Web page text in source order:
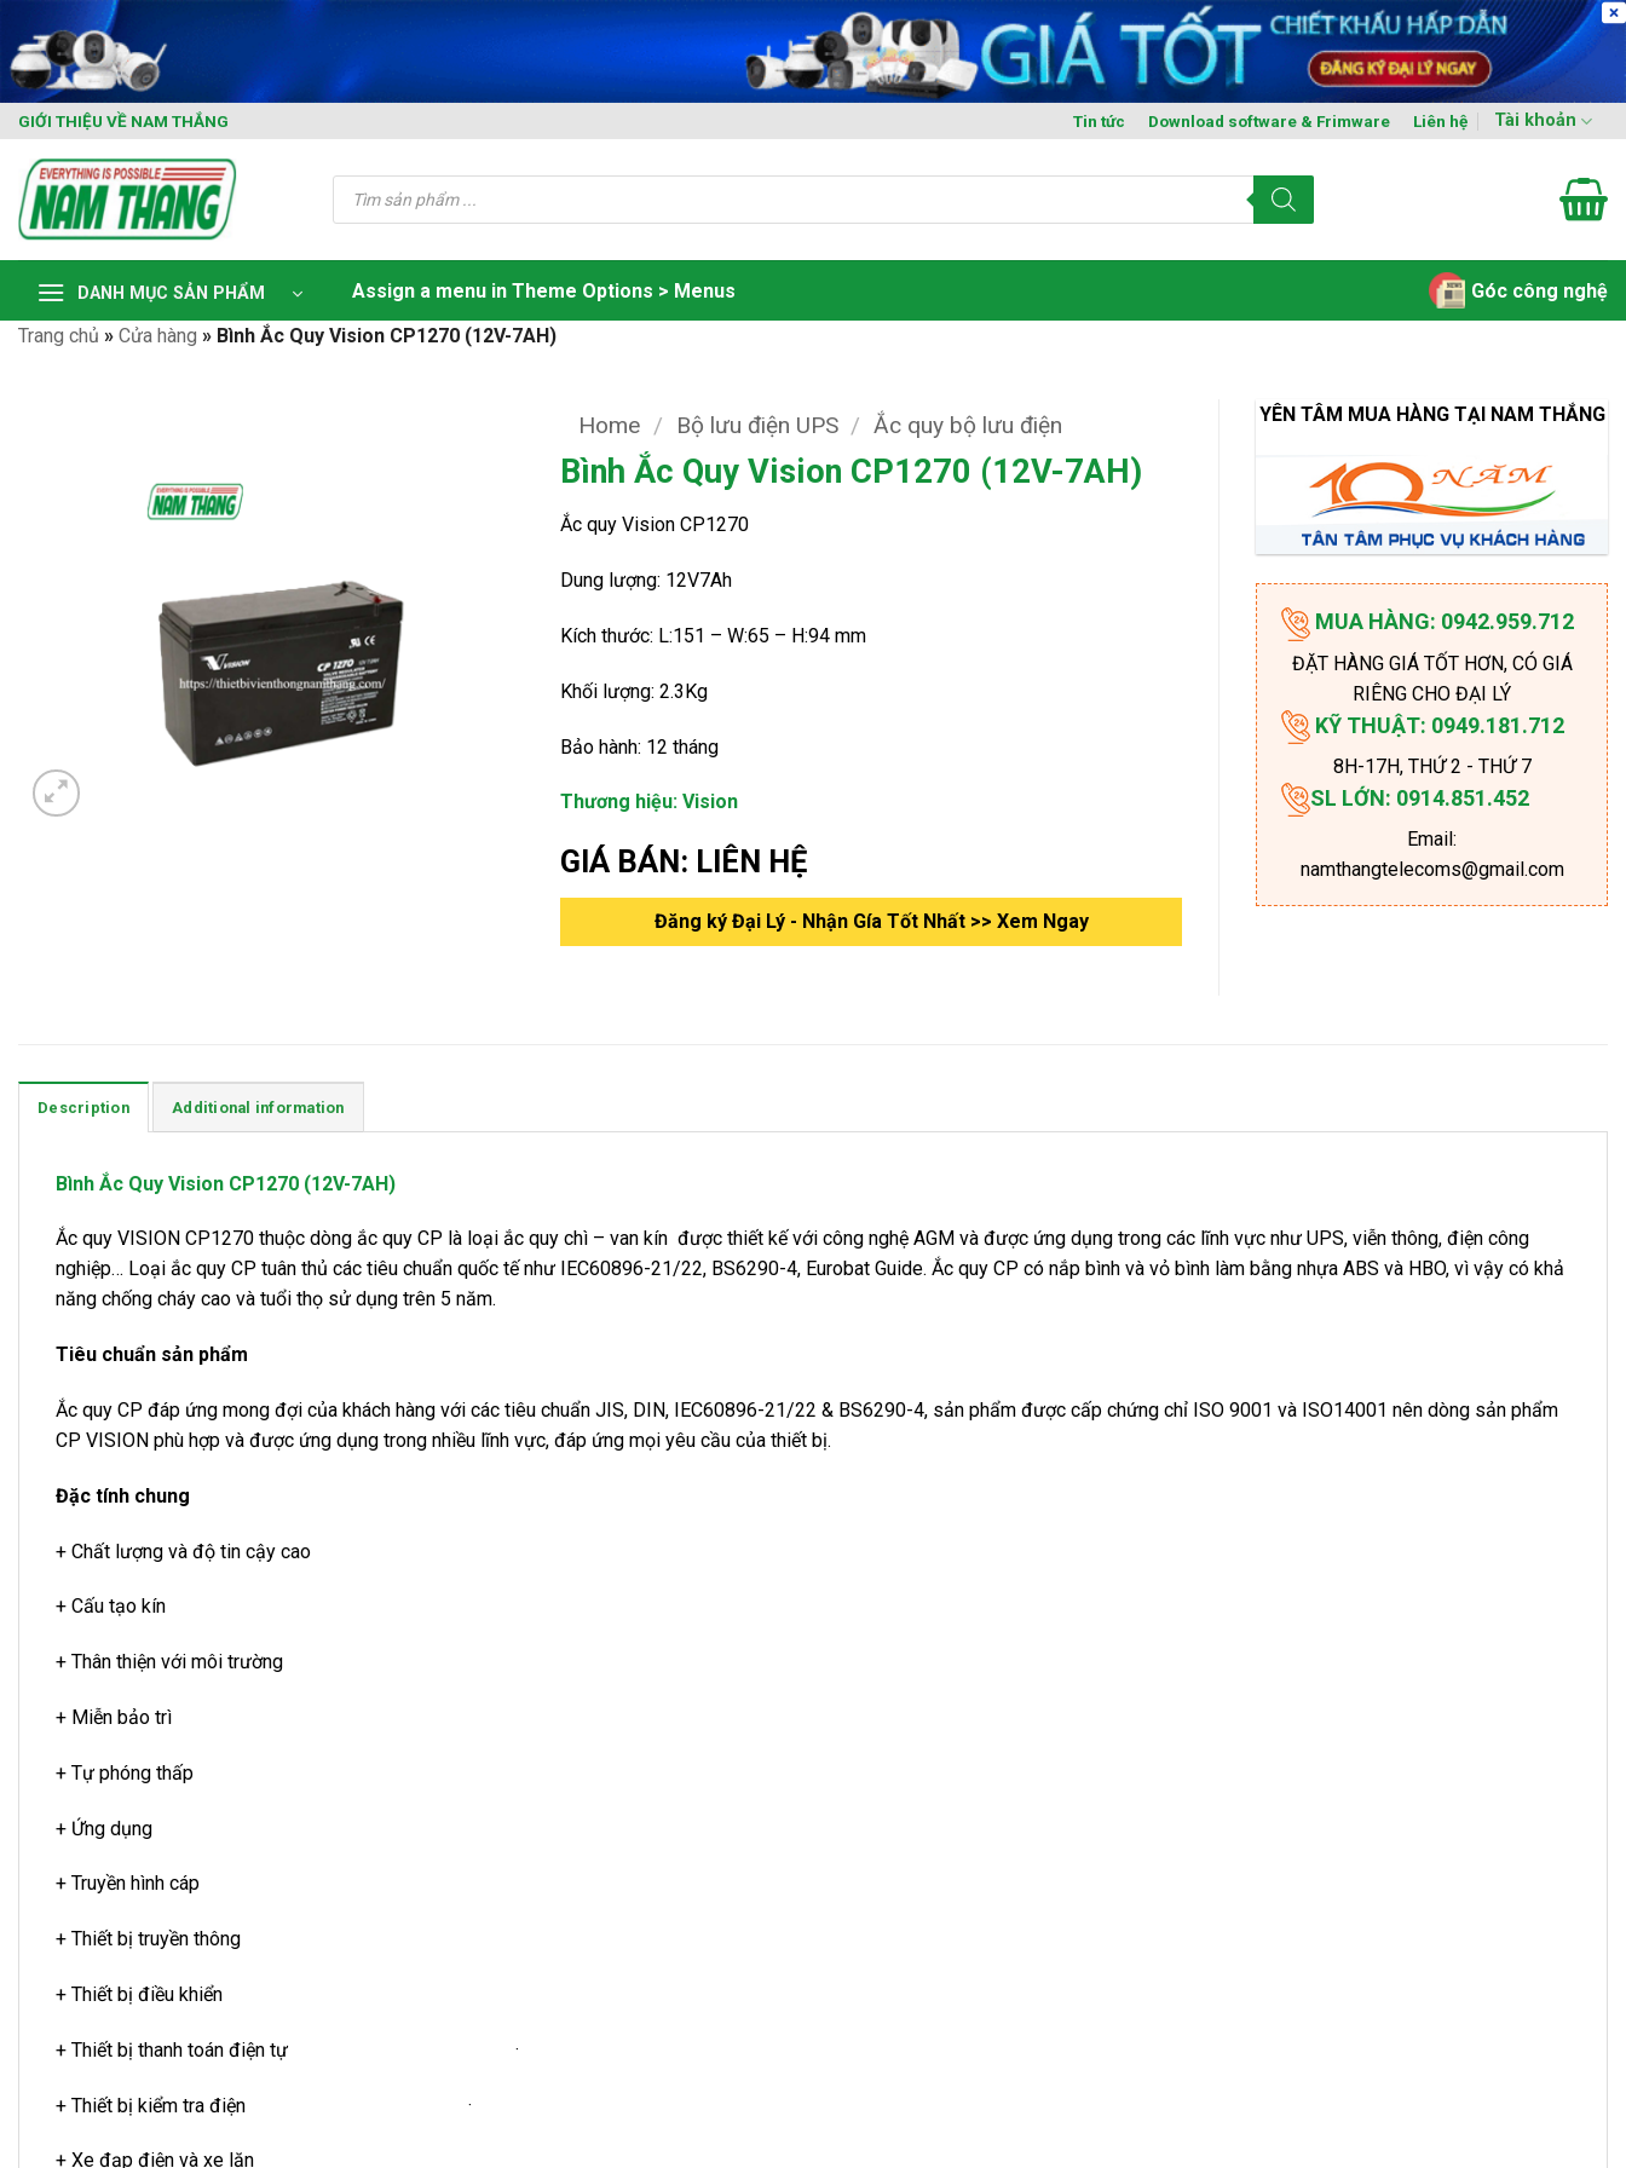
content
GIỚI THIỆU VỀ NAM THẮNG Tin tức Download software & Frimware Liên hệ Tài khoản
Tìm
kiếm
phẩm
DANH MỤC SẢN PHẨM Assign a menu in Theme Options > Menus
Góc công nghệ
Trang chủ » Cửa hàng » Bình Ắc Quy Vision CP1270 (12V-7AH)
Home / Bộ lưu điện UPS / Ắc quy bộ lưu điện
Bình Ắc Quy Vision CP1270 (12V-7AH)
Ắc quy Vision CP1270
Dung lượng: 12V7Ah
Kích thước: L:151 – W:65 – H:94 mm
Khối lượng: 2.3Kg
Bảo hành: 12 tháng
Thương hiệu: Vision
GIÁ BÁN: LIÊN HỆ
Đăng ký Đại Lý - Nhận Gía Tốt Nhất >> Xem Ngay
YÊN TÂM MUA HÀNG TẠI NAM THẮNG
MUA HÀNG: 0942.959.712
ĐẶT HÀNG GIÁ TỐT HƠN, CÓ GIÁ
RIÊNG CHO ĐẠI LÝ
KỸ THUẬT: 0949.181.712
8H-17H, THỨ 2 - THỨ 7
SL LỚN: 0914.851.452
Email:
namthangtelecoms@gmail.com
Description Additional information
Bình Ắc Quy Vision CP1270 (12V-7AH)
Ắc quy VISION CP1270 thuộc dòng ắc quy CP là loại ắc quy chì – van kín được thiết kế với công nghệ AGM và được ứng dụng trong các lĩnh vực như UPS, viễn thông, điện công
nghiệp… Loại ắc quy CP tuân thủ các tiêu chuẩn quốc tế như IEC60896-21/22, BS6290-4, Eurobat Guide. Ắc quy CP có nắp bình và vỏ bình làm bằng nhựa ABS và HBO, vì vậy có khả
năng chống cháy cao và tuổi thọ sử dụng trên 5 năm.
Tiêu chuẩn sản phẩm
Ắc quy CP đáp ứng mong đợi của khách hàng với các tiêu chuẩn JIS, DIN, IEC60896-21/22 & BS6290-4, sản phẩm được cấp chứng chỉ ISO 9001 và ISO14001 nên dòng sản phẩm
CP VISION phù hợp và được ứng dụng trong nhiều lĩnh vực, đáp ứng mọi yêu cầu của thiết bị.
Đặc tính chung
+ Chất lượng và độ tin cậy cao
+ Cấu tạo kín
+ Thân thiện với môi trường
+ Miễn bảo trì
+ Tự phóng thấp
+ Ứng dụng
+ Truyền hình cáp
+ Thiết bị truyền thông
+ Thiết bị điều khiển
+ Thiết bị thanh toán điện tự ·
+ Thiết bị kiểm tra điện ·
+ Xe đạp điện và xe lăn